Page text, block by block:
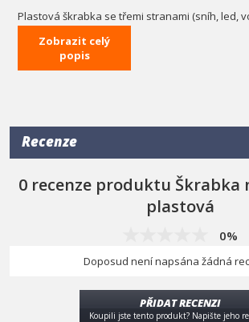
Plastová škrabka se třemi stranami (sníh, led,
Barva většinou bílá nebo černá.
Masivnější provedení než základní Trio, větší o
Zobrazit celý
popis
Recenze
0 recenze produktu Škrabka
plastová
0%
Doposud není napsána žádná
PŘIDAT RECENZI
Koupili jste tento produkt? Napište jeho